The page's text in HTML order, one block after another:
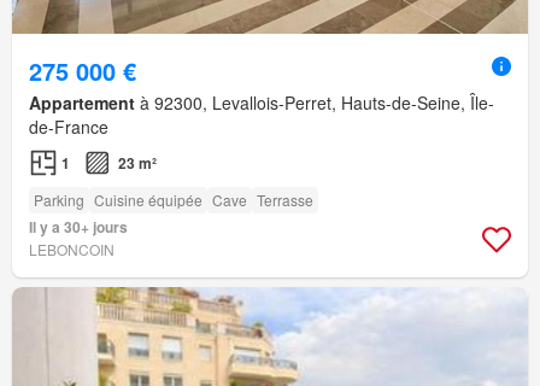
275 000 €
Appartement à 92300, Levallois-Perret, Hauts-de-Seine, Île-
de-France
1 23 m²
Parking Cuisine équipée Cave Terrasse
Il y a 30+ jours
LEBONCOIN